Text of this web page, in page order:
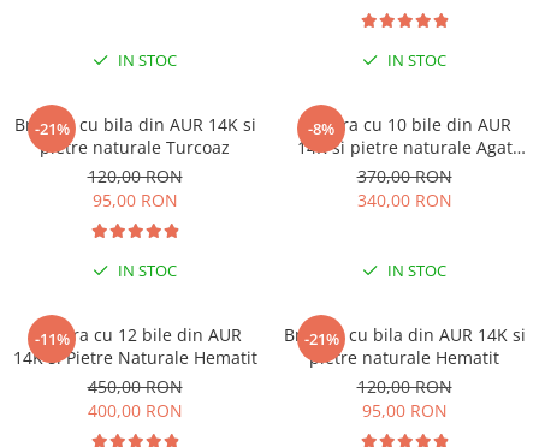
Coliere cu Zodii
Coliere cu Animale
Coliere cu Molecule
Coliere Diverse
Brățări din Argint cu șnur reglabil
BRĂȚĂRI CU PIETRE SEMIPREȚIOASE
Brățări din Aur cu pietre
semiprețioase
Brățări din Argint cu pietre
IN STOC IN STOC
-21%
Bratara cu bila din AUR 14K si
pietre naturale Turcoaz
120,00 RON
95,00 RON
IN STOC
-8%
Bratara cu 10 bile din AUR
14K si pietre naturale Agat
Indian
370,00 RON
340,00 RON
IN STOC
-11%
Bratara cu 12 bile din AUR
14K si Pietre Naturale Hematit
450,00 RON
400,00 RON
-21%
Bratara cu bila din AUR 14K si
pietre naturale Hematit
120,00 RON
95,00 RON